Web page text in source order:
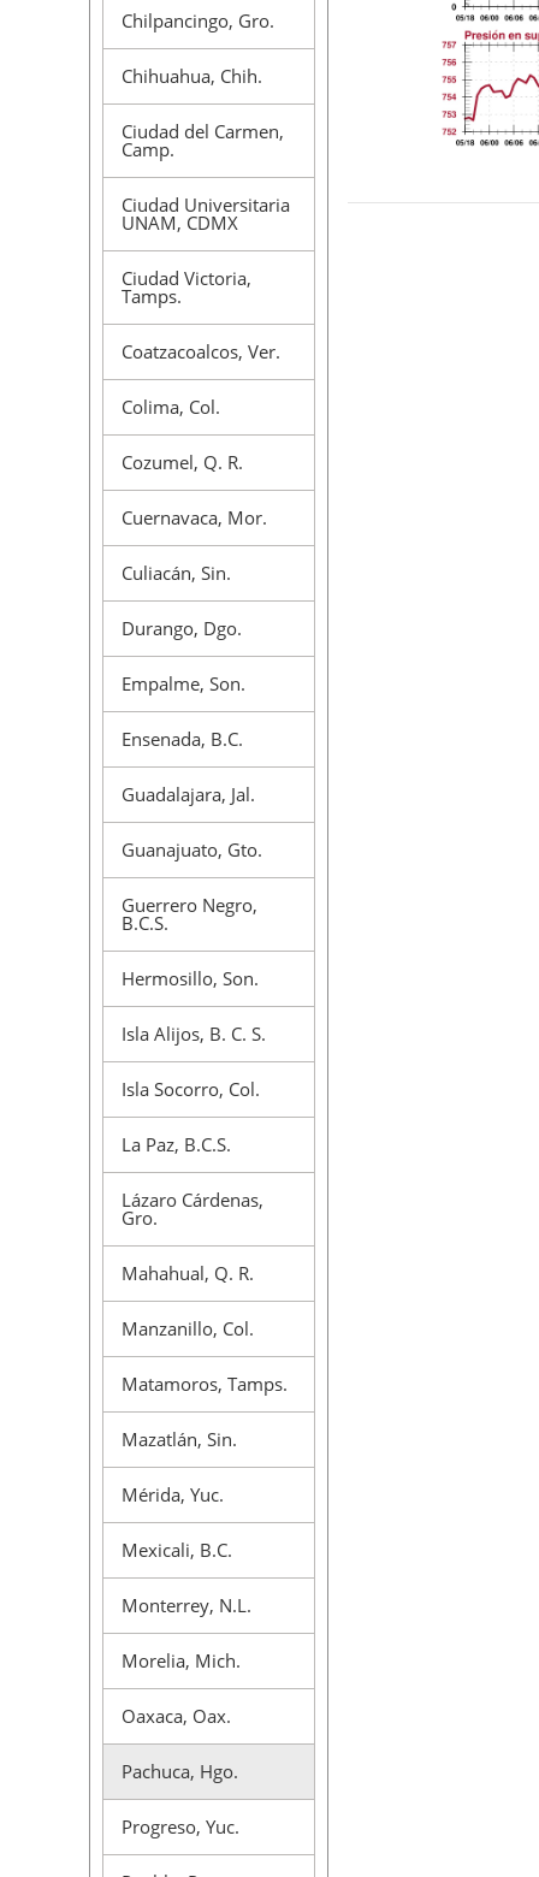
Chilpancingo, Gro.
Chihuahua, Chih.
Ciudad del Carmen,
Camp.
Ciudad Universitaria
UNAM, CDMX
Ciudad Victoria,
Tamps.
Coatzacoalcos, Ver.
Colima, Col.
Cozumel, Q. R.
Cuernavaca, Mor.
Culiacán, Sin.
Durango, Dgo.
Empalme, Son.
Ensenada, B.C.
Guadalajara, Jal.
Guanajuato, Gto.
Guerrero Negro,
B.C.S.
Hermosillo, Son.
Isla Alijos, B. C. S.
Isla Socorro, Col.
La Paz, B.C.S.
Lázaro Cárdenas,
Gro.
Mahahual, Q. R.
Manzanillo, Col.
Matamoros, Tamps.
Mazatlán, Sin.
Mérida, Yuc.
Mexicali, B.C.
Monterrey, N.L.
Morelia, Mich.
Oaxaca, Oax.
Pachuca, Hgo.
Progreso, Yuc.